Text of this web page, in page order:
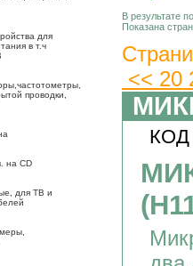
для
в т.ч
проводки,
на CD
для ТВ и
В результате
Показана
<< 20
КОД